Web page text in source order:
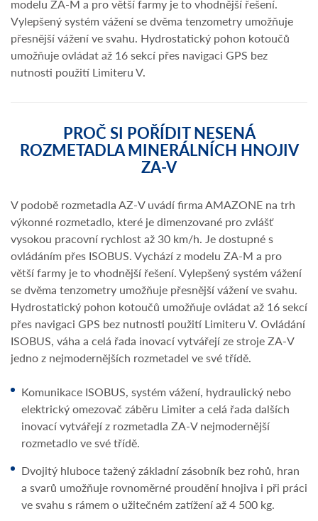
modelu ZA-M a pro větší farmy je to vhodnější řešení.
Vylepšený systém vážení se dvěma tenzometry umožňuje
přesnější vážení ve svahu. Hydrostatický pohon kotoučů
umožňuje ovládat až 16 sekcí přes navigaci GPS bez
nutnosti použití Limiteru V.
PROČ SI POŘÍDIT NESENÁ
ROZMETADLA MINERÁLNÍCH HNOJIV
ZA-V
V podobě rozmetadla AZ-V uvádí firma AMAZONE na trh
výkonné rozmetadlo, které je dimenzované pro zvlášť
vysokou pracovní rychlost až 30 km/h. Je dostupné s
ovládáním přes ISOBUS. Vychází z modelu ZA-M a pro
větší farmy je to vhodnější řešení. Vylepšený systém vážení
se dvěma tenzometry umožňuje přesnější vážení ve svahu.
Hydrostatický pohon kotoučů umožňuje ovládat až 16 sekcí
přes navigaci GPS bez nutnosti použití Limiteru V. Ovládání
ISOBUS, váha a celá řada inovací vytvářejí ze stroje ZA-V
jedno z nejmodernějších rozmetadel ve své třídě.
Komunikace ISOBUS, systém vážení, hydraulický nebo
elektrický omezovač záběru Limiter a celá řada dalších
inovací vytvářejí z rozmetadla ZA-V nejmodernější
rozmetadlo ve své třídě.
Dvojitý hluboce tažený základní zásobník bez rohů, hran
a svarů umožňuje rovnoměrné proudění hnojiva i při práci
ve svahu s rámem o užitečném zatížení až 4 500 kg.